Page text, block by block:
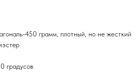
450 грамм, плотный, но не жесткий
градусов